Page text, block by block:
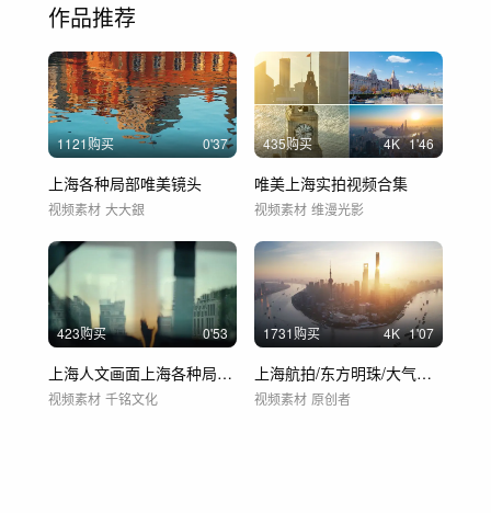
作品推荐
1121购买 0'37
上海各种局部唯美镜头
视频素材 大大銀
435购买 4K 1'46
唯美上海实拍视频合集
视频素材 维漫光影
423购买 0'53
上海人文画面上海各种局部唯美镜头 黄浦江
视频素材 千铭文化
1731购买 4K 1'07
上海航拍/东方明珠/大气上海5K视频素材
视频素材 原创者